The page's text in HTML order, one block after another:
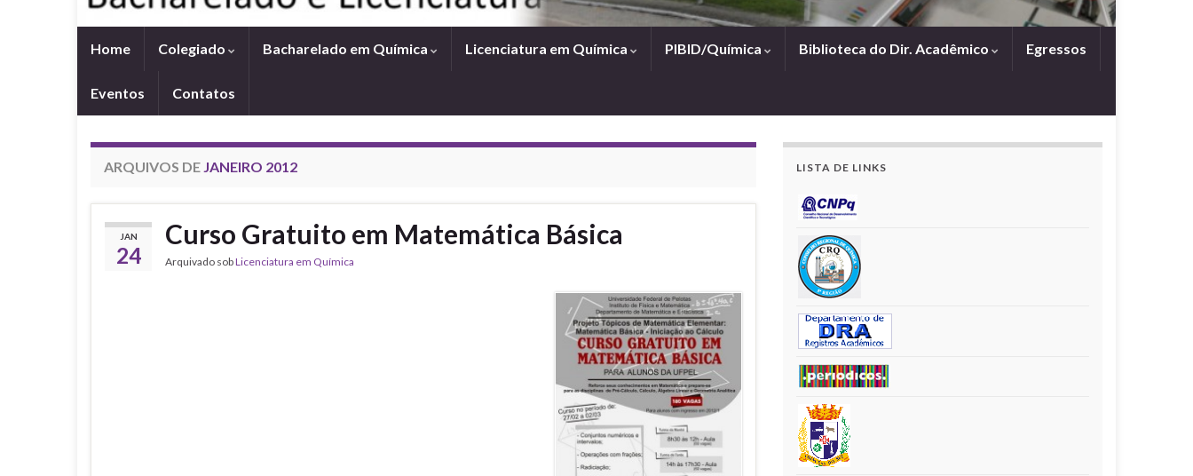
Home Colegiado Bacharelado em Química Licenciatura em Química PIBID/Química Biblioteca do Dir. Acadêmico Egressos
Eventos Contatos
ARQUIVOS DE JANEIRO 2012
JAN
24
Curso Gratuito em Matemática Básica
Arquivado sobLicenciatura em Química
LISTA DE LINKS